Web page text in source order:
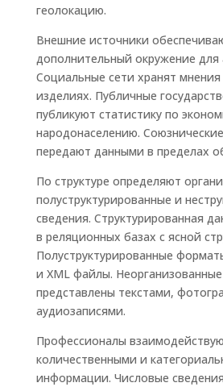
геолокацию.
Внешние источники
дополнительный окружение для
Социальные сети хранят
изделиях. Публичные
публикуют статистику по
народонаселению.
передают данными в пределах
По структуре определяют
полуструктурированные и
сведения. Структурированная
в реляционных базах с ясной
Полуструктурированные
и XML файлы.
представлены текстами,
аудиозаписями.
Профессионалы
количественными и
информации. Числовые